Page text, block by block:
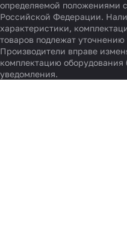
определяемой положениями
Российской Федерации.
характеристики,
товаров подлежат
Производители вправе
комплектацию оборудования
уведомления.